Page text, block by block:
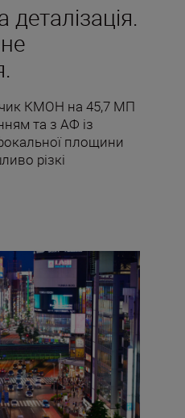
КМОН на 45,7 МП
та з АФ із
площини
різкі